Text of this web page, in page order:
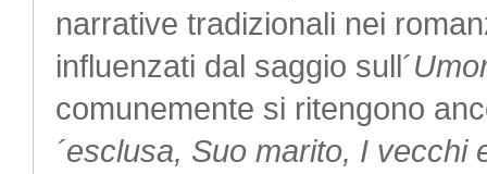
narrative tradizionali nei
influenzati dal saggio sull´
comunemente si ritengono
´esclusa, Suo marito, I vecchi